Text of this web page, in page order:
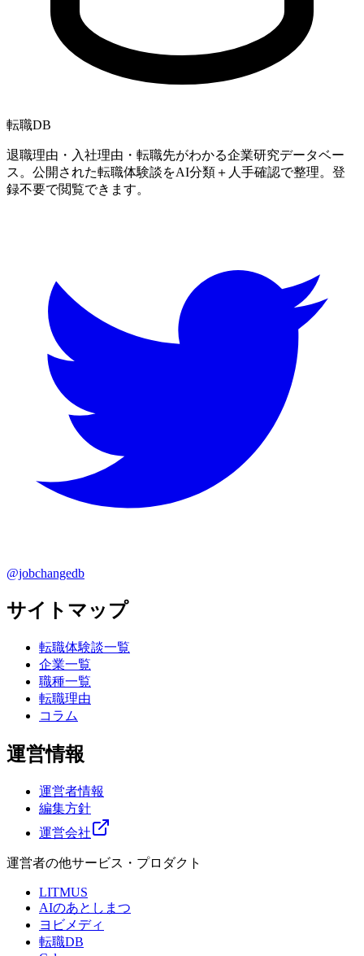
転職DB
退職理由・入社理由・転職先がわかる企業研究データベー
ス。公開された転職体験談をAI分類＋人手確認で整理。登
録不要で閲覧できます。
@jobchangedb
サイトマップ
転職体験談一覧
企業一覧
職種一覧
転職理由
コラム
運営情報
運営者情報
編集方針
運営会社
運営者の他サービス・プロダクト
LITMUS
AIのあとしまつ
ヨビメディ
転職DB